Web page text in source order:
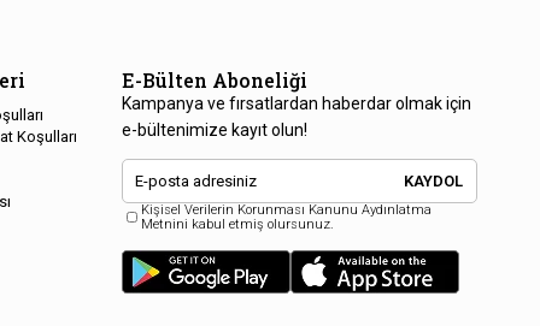
Koşulları
E-Bülten Aboneliği
Kampanya ve fırsatlardan haberdar olmak için
e-bültenimize kayıt olun!
KAYDOL
Kişisel Verilerin Korunması Kanunu Aydınlatma
Metnini kabul etmiş olursunuz.